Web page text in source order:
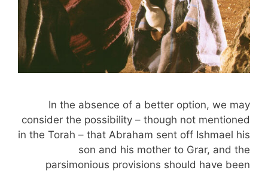
In the absence of a better option, we may
consider the possibility – though not mentioned
in the Torah – that Abraham sent off Ishmael his
son and his mother to Grar, and the
parsimonious provisions should have been